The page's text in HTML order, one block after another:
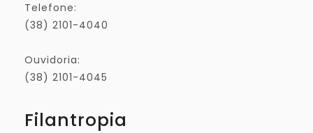
Telefone:
(38) 2101-4040
Ouvidoria:
(38) 2101-4045
Filantropia